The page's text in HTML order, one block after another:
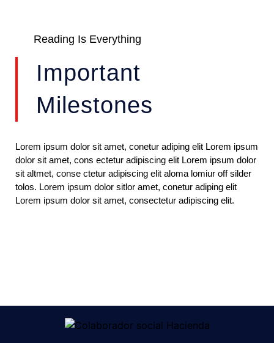
Reading Is Everything
Important
Milestones
Lorem ipsum dolor sit amet, conetur adiping elit Lorem ipsum
dolor sit amet, cons ectetur adipiscing elit Lorem ipsum dolor
sit altmet, conse ctetur adipiscing elit aloma lomiur off silder
tolos. Lorem ipsum dolor sitlor amet, conetur adiping elit
Lorem ipsum dolor sit amet, consectetur adipiscing elit.